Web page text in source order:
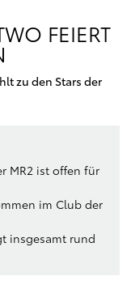
FEIERT
zu den Stars der
MR2 ist offen für
im Club der
insgesamt rund